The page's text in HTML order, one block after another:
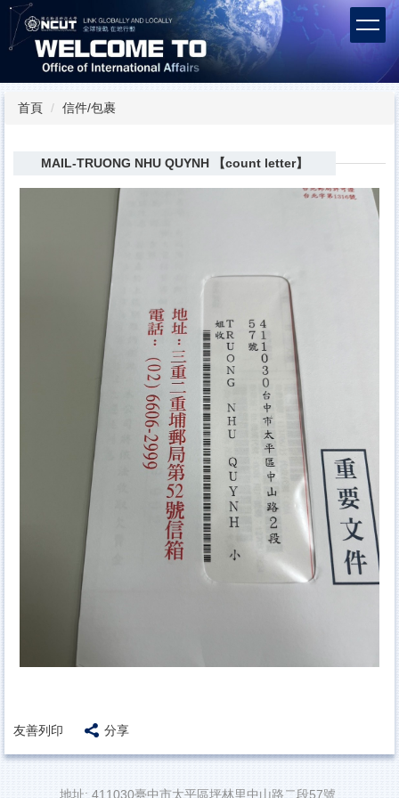
跳
到
主
內
容首頁 信件/包裹
MAIL-TRUONG NHU QUYNH 【count letter】
友善列印 分享
地址: 411030臺中市太平區坪林里中山路二段57號